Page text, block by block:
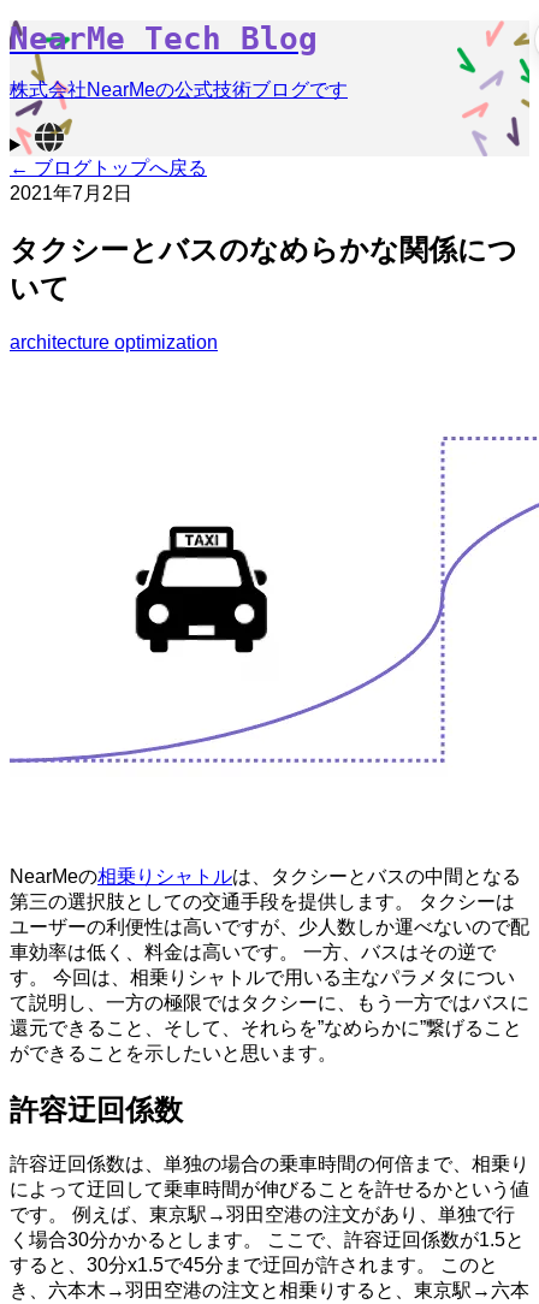
NearMe Tech Blog
株式会社NearMeの公式技術ブログです
← ブログトップへ戻る
2021年7月2日
タクシーとバスのなめらかな関係につ
いて
architecture optimization
NearMeの相乗りシャトルは、タクシーとバスの中間となる
第三の選択肢としての交通手段を提供します。 タクシーは
ユーザーの利便性は高いですが、少人数しか運べないので配
車効率は低く、料金は高いです。 一方、バスはその逆で
す。 今回は、相乗りシャトルで用いる主なパラメタについ
て説明し、一方の極限ではタクシーに、もう一方ではバスに
還元できること、そして、それらを”なめらかに”繋げること
ができることを示したいと思います。
許容迂回係数
許容迂回係数は、単独の場合の乗車時間の何倍まで、相乗り
によって迂回して乗車時間が伸びることを許せるかという値
です。 例えば、東京駅→羽田空港の注文があり、単独で行
く場合30分かかるとします。 ここで、許容迂回係数が1.5と
すると、30分x1.5で45分まで迂回が許されます。 このと
き、六本木→羽田空港の注文と相乗りすると、東京駅→六本